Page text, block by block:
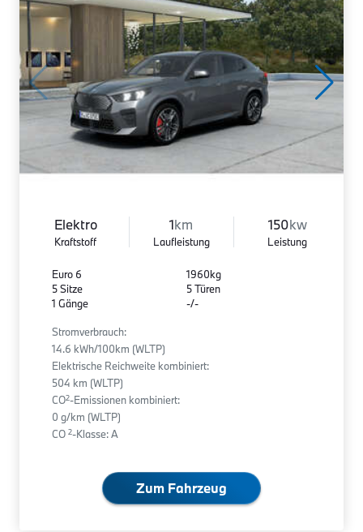
Elektro
Kraftstoff
1km
Laufleistung
150kw
Leistung
Euro 6
5 Sitze
1 Gänge
1960kg
5 Türen
-/-
Stromverbrauch:
14.6 kWh/100km (WLTP)
Elektrische Reichweite kombiniert:
504 km (WLTP)
CO2-Emissionen kombiniert:
0 g/km (WLTP)
CO 2-Klasse: A
Zum Fahrzeug